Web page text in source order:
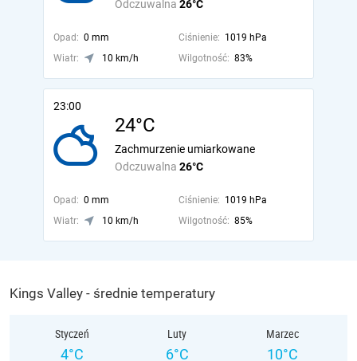
Odczuwalna 26°C
Opad: 0 mm Ciśnienie: 1019 hPa
Wiatr:
10 km/h Wilgotność: 83%
23:00
24°C
Odczuwalna 26°C
Zachmurzenie umiarkowane
Opad: 0 mm Ciśnienie: 1019 hPa
Wiatr:
10 km/h Wilgotność: 85%
Kings Valley - średnie temperatury
Styczeń
4°C
Luty
6°C
Marzec
10°C